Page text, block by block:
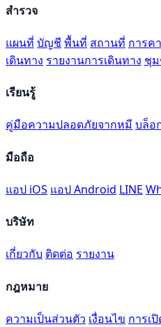
สำรวจ
แผนที่ บัญชี พื้นที่ สถานที่ การค
เดินทาง รายงานการเดินทาง ชุ
เรียนรู้
คู่มือความปลอดภัยจากหมี บล็อ
มือถือ
แอป iOS แอป Android LINE
บริษัท
เกี่ยวกับ ติดต่อ รายงาน
กฎหมาย
ความเป็นส่วนตัว เงื่อนไข การเ